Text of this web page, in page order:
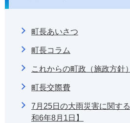
町長あいさつ
町長コラム
これからの町政（施政方針）
町長交際費
7月25日の大雨災害に関す
和6年8月1日】